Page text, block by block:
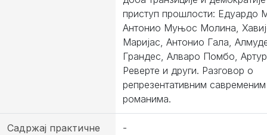
приступ прошлости: Едуардо
Антонио Муњос Молина,
Маријас, Антонио Гала,
Грандес, Алваро Помбо,
Реверте и други. Разговор о
репрезентативним
романима.
Садржај практичне -